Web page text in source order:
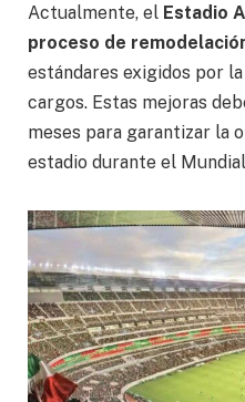
Actualmente, el Estadio
proceso de
estándares exigidos por
cargos. Estas mejoras
meses para garantizar la
estadio durante el